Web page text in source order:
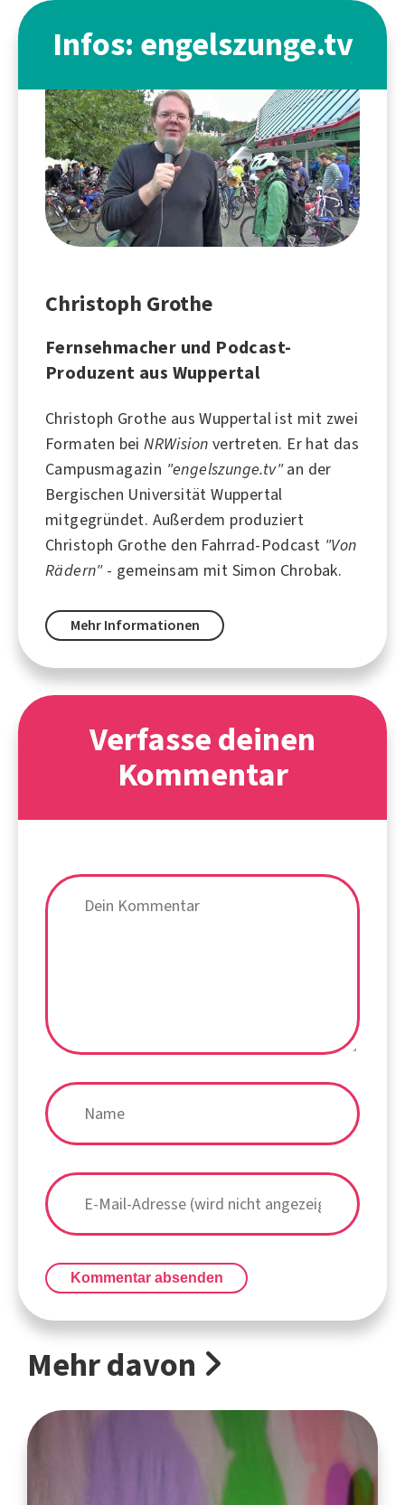
Infos: engelszunge.tv
Christoph Grothe
Fernsehmacher und Podcast-
Produzent aus Wuppertal
Christoph Grothe ausWuppertal ist mit zwei
Formaten beiNRWision vertreten. Er hat das
Campusmagazin "engelszunge.tv"an der
Bergischen Universität Wuppertal
mitgegründet. Außerdem produziert
Christoph Grothe den Fahrrad-Podcast "Von
Rädern"- gemeinsam mit Simon Chrobak.
Mehr Informationen
Verfasse deinen
Kommentar
Kommentar absenden
Mehr davon